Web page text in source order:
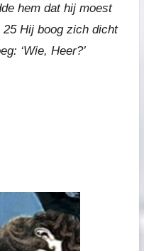
hem dat hij moest
Hij boog zich dicht
‘Wie, Heer?’